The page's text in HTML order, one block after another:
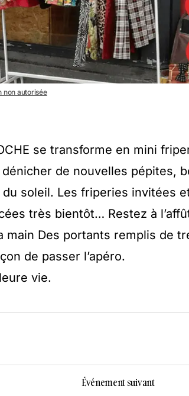
non autorisée
se transforme en mini
dénicher de nouvelles pépites,
soleil. Les friperies invitées
très bientôt… Restez à
main Des portants remplis de
de passer l’apéro.
vie.
Événement suivant